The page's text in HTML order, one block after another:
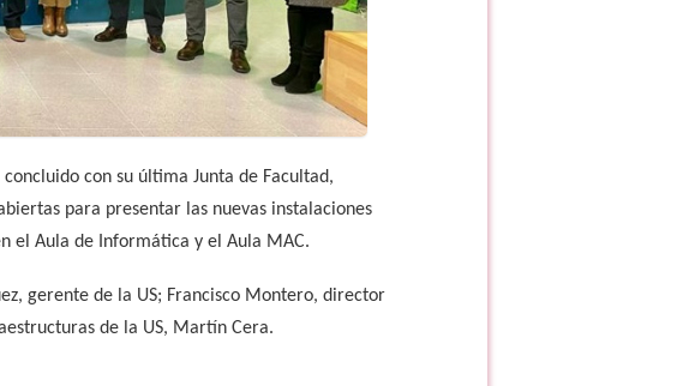
con su última Junta de Facultad,
para presentar las nuevas instalaciones
el Aula de Informática y el Aula MAC.
gerente de la US; Francisco Montero, director
de la US, Martín Cera.